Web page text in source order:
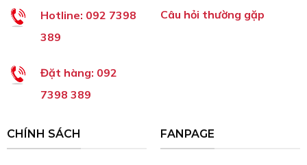
Hotline: 092 7398
389
Đặt hàng: 092
7398 389
Câu hỏi thường gặp
CHÍNH SÁCH FANPAGE